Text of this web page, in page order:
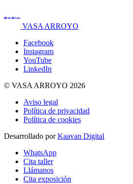
VASA ARROYO
Facebook
Instagram
YouTube
LinkedIn
© VASA ARROYO 2026
Aviso legal
Política de privacidad
Política de cookies
Desarrollado porKaavan Digital
WhatsApp
Cita taller
Llámanos
Cita exposición